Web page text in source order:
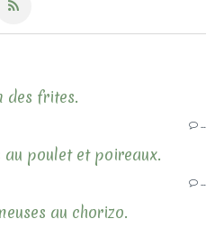
des frites.
au poulet et poireaux.
au chorizo.